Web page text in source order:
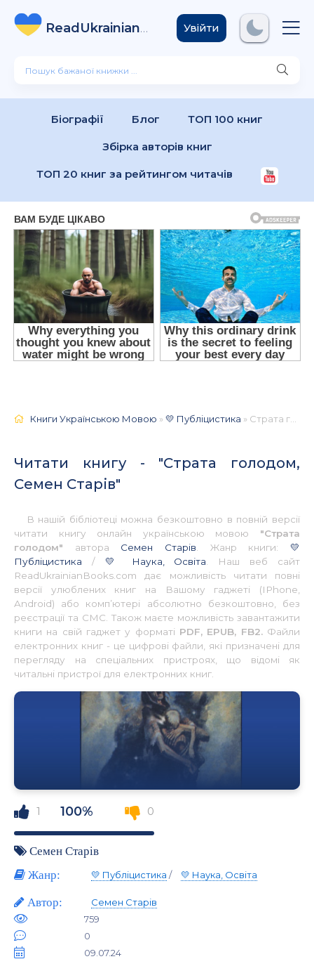
ReadUkrainian
Books .com
Увійти
Біографії Блог ТОП 100 книг
Збірка авторів книг
ТОП 20 книг за рейтингом читачів
Книги Українською Мовою »💛 Публіцистика » Страта голодом, Семен Старів 📚 - Українською
Читати книгу - "Страта голодом,
Семен Старів"
В нашій бібліотеці можна безкоштовно в повній версії
читати книгу онлайн українською мовою "Страта
голодом" автора Семен Старів . Жанр книги:💛
Публіцистика / 💛 Наука, Освіта . Наш веб сайт
ReadUkrainianBooks.com дає можливість читати повні
версії улюблених книг на Вашому гаджеті (IPhone,
Android) або комп’ютері абсолютно безкоштовно, без
реєстрації та СМС. Також маєте можливість завантажити
книги на свій гаджет у форматі PDF, EPUB, FB2.Файли
електронних книг - це цифрові файли, які призначені для
перегляду на спеціальних пристроях, що відомі як
читальні пристрої для електронних книг.
1 100% 0
Семен Старів
Жанр:
💛 Публіцистика / 💛 Наука, Освіта
Автор:
Семен Старів
759
0
09.07.24